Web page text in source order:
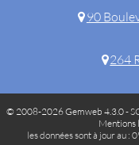
90
264
© 2008-2026 Gemweb 4.3.0-
Mentions
les données sont à jour au